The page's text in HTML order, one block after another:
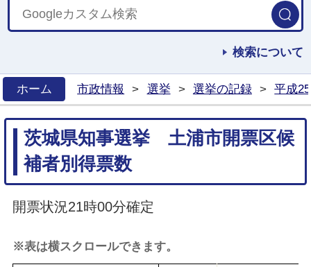
検索について
ホーム
市政情報 > 選挙 > 選挙の記録 > 平成
茨城県知事選挙 土浦市開票区候
補者別得票数
開票状況21時00分確定
※表は横スクロールできます。